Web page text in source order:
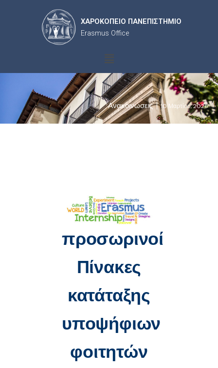
ΧΑΡΟΚΟΠΕΙΟ ΠΑΝΕΠΙΣΤΗΜΙΟ
Erasmus Office
Menu
Ανακοινώσεις 10 Μαρτίου, 2026
προσωρινοί
Πίνακες
κατάταξης
υποψήφιων
φοιτητών